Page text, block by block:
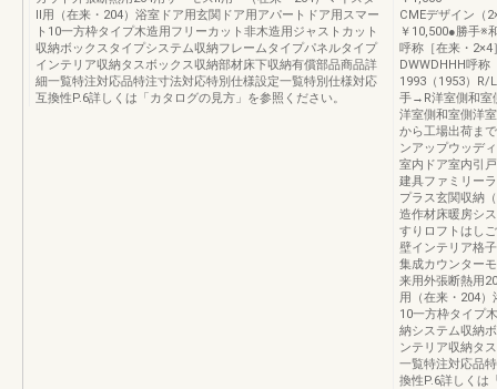
Ⅱ用（在来・204）浴室ドア用玄関ドア用アパートドア用スマー
ト10一方枠タイプ木造用フリーカット非木造用ジャストカット
収納ボックスタイプシステム収納フレームタイプパネルタイプ
インテリア収納タスボックス収納部材床下収納有償部品商品詳
細一覧特注対応品特注寸法対応特別仕様設定一覧特別仕様対応
互換性P.6詳しくは「カタログの見方」を参照ください。
CMEデザイン（
￥10,500●勝手※
呼称［在来・2×4
DWWDHHH呼称
1993（1953）
手→R洋室側和室
洋室側和室側洋
から工場出荷ま
ンアップウッデ
室内ドア室内引
建具ファミリー
プラス玄関収納
造作材床暖房シ
すりロフトはし
壁インテリア格
集成カウンター
来用外張断熱用
用（在来・204
10一方枠タイプ
納システム収納
ンテリア収納タ
一覧特注対応品
換性P.6詳しくは